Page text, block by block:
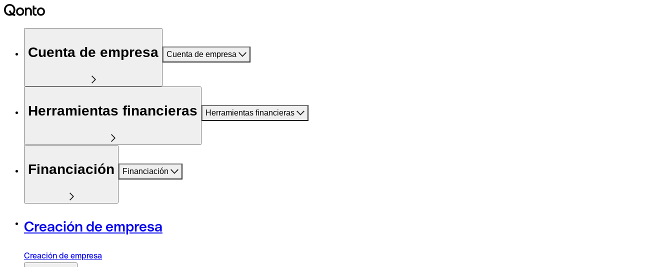
Cuenta de empresa Cuenta de empresa
Herramientas financieras Herramientas financieras
Financiación Financiación
Creación de empresa
Creación de empresa